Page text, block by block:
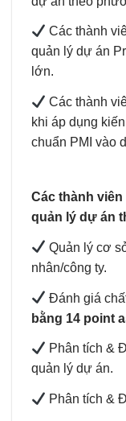
Các thành
quản lý dự án
lớn.
Các thành
khi áp dụng
chuẩn PMI vào
Các thành
quản lý dự án
Quản lý cơ
nhân/công ty.
Đánh giá
bằng 14 point
Phân tích &
quản lý dự án.
Phân tích &